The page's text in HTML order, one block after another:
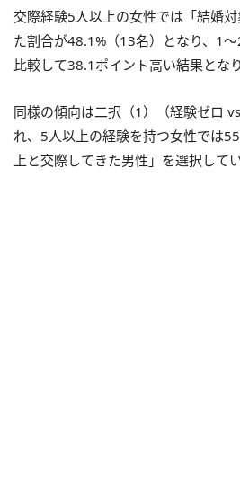
交際経験5人以上の女性では「結婚
た割合が48.1%（13名）となり、1
比較して38.1ポイント高い結果とな
同様の傾向は二択（1）（経験ゼロ
れ、5人以上の経験を持つ女性では
上と交際してきた男性」を選択してい